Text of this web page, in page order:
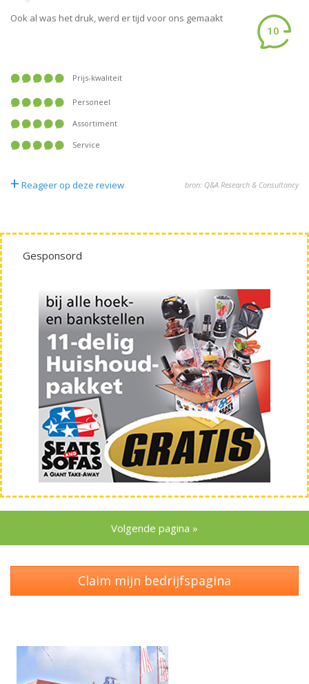
Ook al was het druk, werd er tijd voor ons gemaakt
10
Prijs-kwaliteit
Personeel
Assortiment
Service
+ Reageer op deze review bron: Q&A Research & Consultancy
Gesponsord
Volgende pagina »
Claim mijn bedrijfspagina